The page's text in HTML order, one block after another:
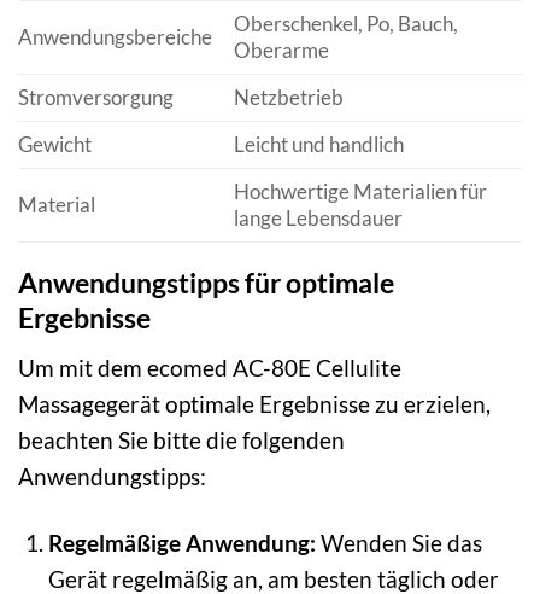
Anwendungsbereiche
Oberschenkel, Po, Bauch,
Oberarme
Stromversorgung
Netzbetrieb
Gewicht
Leicht und handlich
Material
Hochwertige Materialien für
lange Lebensdauer
Anwendungstipps für optimale
Ergebnisse
Um mit dem ecomed AC-80E Cellulite
Massagegerät optimale Ergebnisse zu erzielen,
beachten Sie bitte die folgenden
Anwendungstipps:
Regelmäßige Anwendung: Wenden Sie das
Gerät regelmäßig an, am besten täglich oder